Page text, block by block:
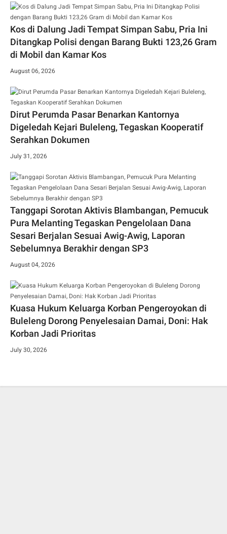
Kos di Dalung Jadi Tempat Simpan Sabu, Pria Ini
Ditangkap Polisi dengan Barang Bukti 123,26 Gram
di Mobil dan Kamar Kos
August 06, 2026
Dirut Perumda Pasar Benarkan Kantornya
Digeledah Kejari Buleleng, Tegaskan Kooperatif
Serahkan Dokumen
July 31, 2026
Tanggapi Sorotan Aktivis Blambangan, Pemucuk
Pura Melanting Tegaskan Pengelolaan Dana
Sesari Berjalan Sesuai Awig-Awig, Laporan
Sebelumnya Berakhir dengan SP3
August 04, 2026
Kuasa Hukum Keluarga Korban Pengeroyokan di
Buleleng Dorong Penyelesaian Damai, Doni: Hak
Korban Jadi Prioritas
July 30, 2026